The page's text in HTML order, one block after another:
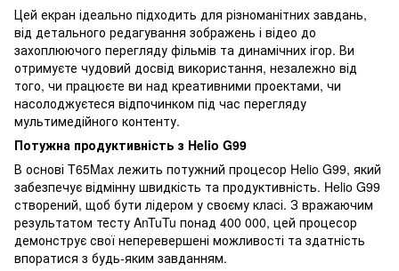
Цей екран ідеально підходить для різноманітних завдань,
від детального редагування зображень і відео до
захоплюючого перегляду фільмів та динамічних ігор. Ви
отримуєте чудовий досвід використання, незалежно від
того, чи працюєте ви над креативними проектами, чи
насолоджуєтеся відпочинком під час перегляду
мультимедійного контенту.
Потужна продуктивність з Helio G99
В основі T65Max лежить потужний процесор Helio G99, який
забезпечує відмінну швидкість та продуктивність. Helio G99
створений, щоб бути лідером у своєму класі. З вражаючим
результатом тесту AnTuTu понад 400 000, цей процесор
демонструє свої неперевершені можливості та здатність
впоратися з будь-яким завданням.